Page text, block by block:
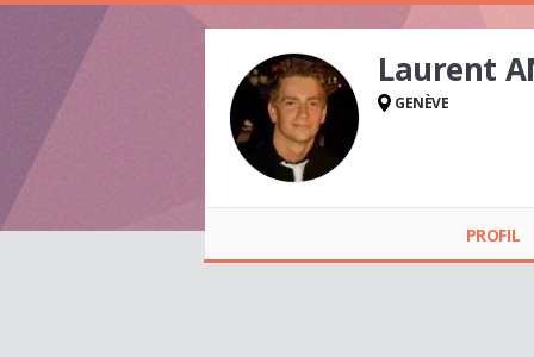
ANGELIAUME
Laurent
GENÈVE
PROFIL